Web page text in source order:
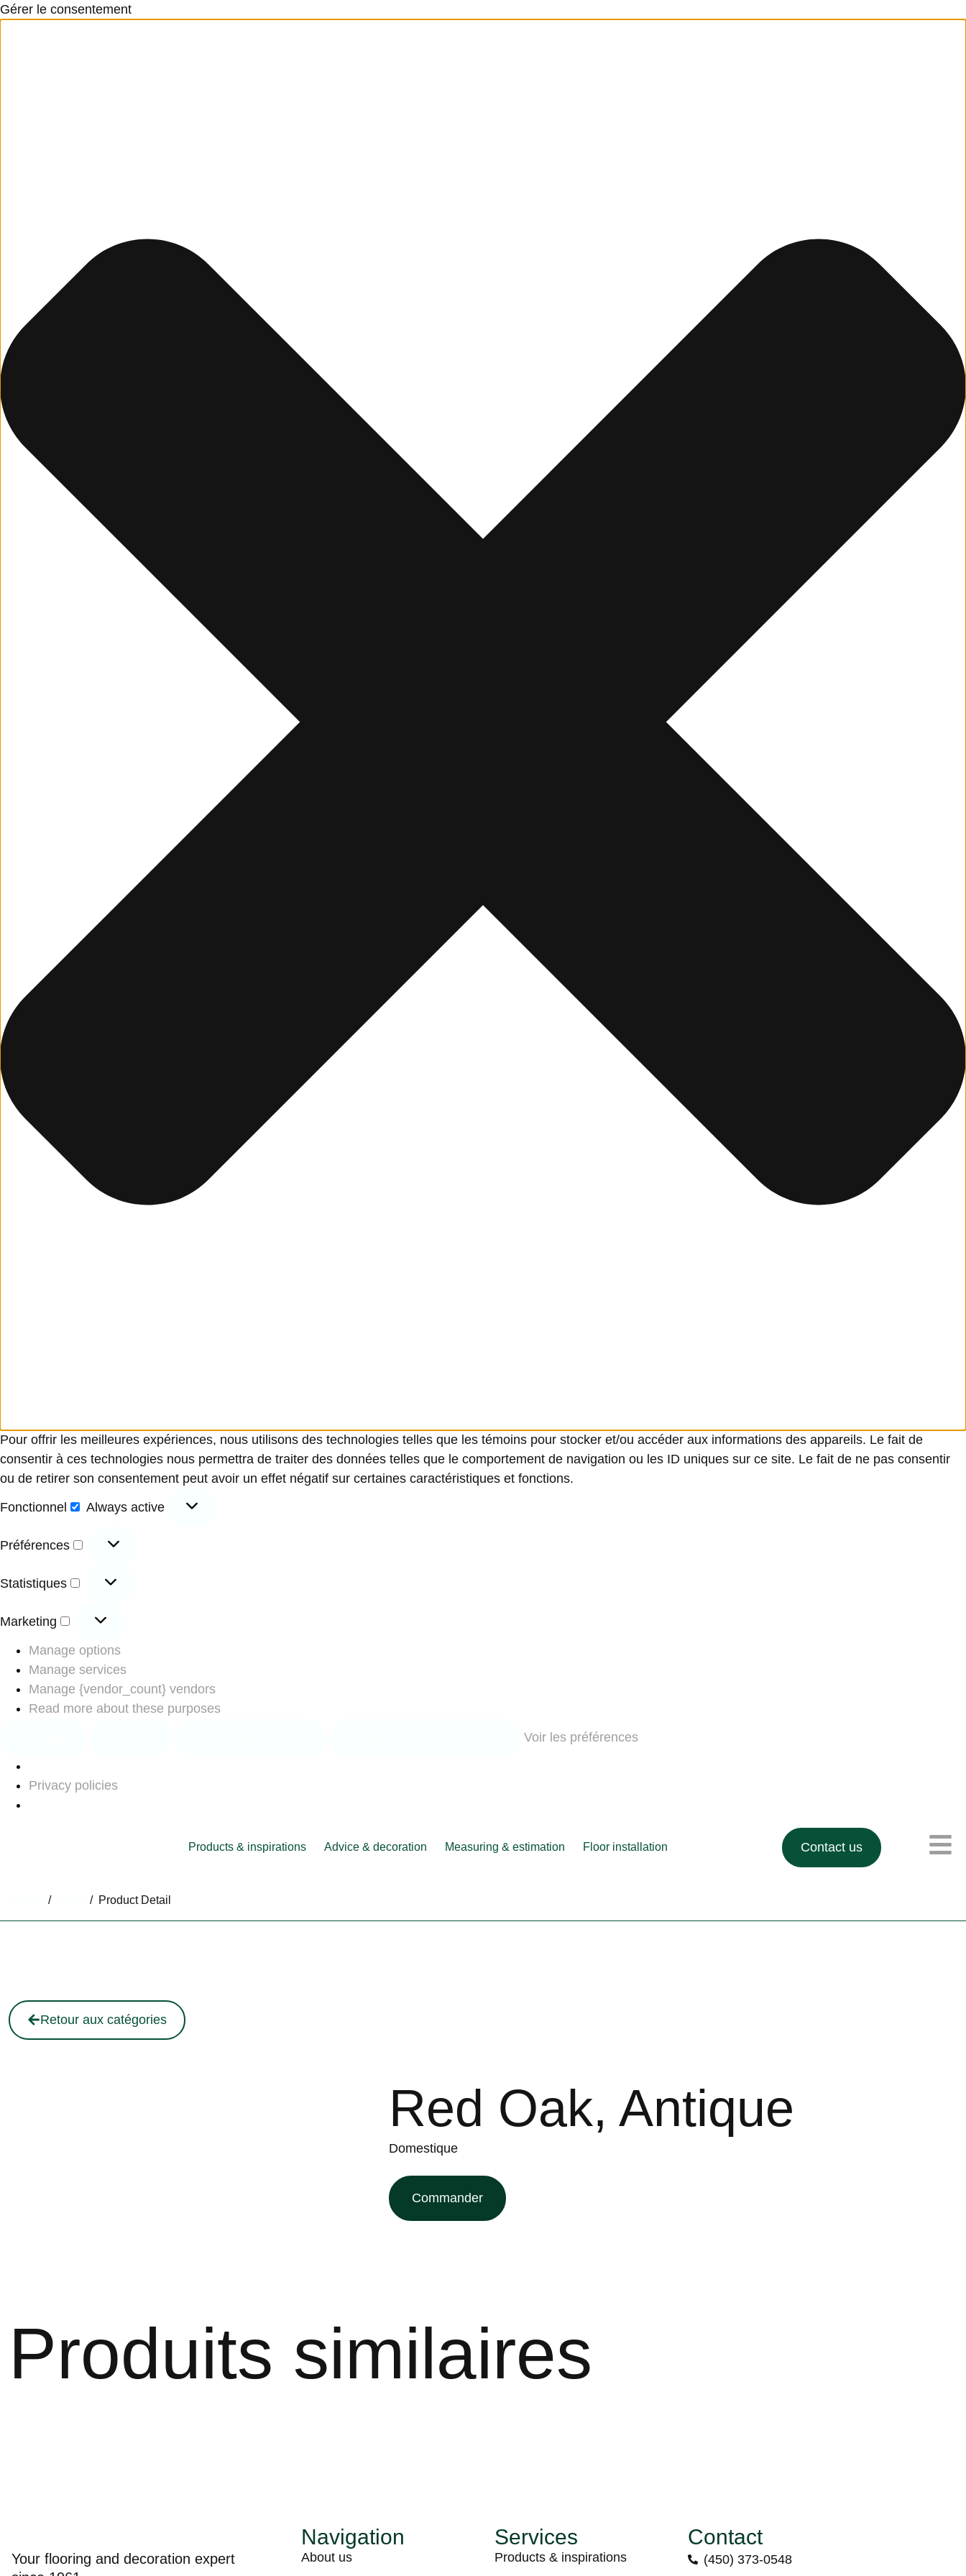
Gérer le consentement
Pour offrir les meilleures expériences, nous utilisons des technologies telles que les témoins pour stocker et/ou accéder aux informations des appareils. Le fait de
consentir à ces technologies nous permettra de traiter des données telles que le comportement de navigation ou les ID uniques sur ce site. Le fait de ne pas consentir
ou de retirer son consentement peut avoir un effet négatif sur certaines caractéristiques et fonctions.
Fonctionnel
Always active
Préférences
Statistiques
Marketing
Manage options
Manage services
Manage {vendor_count} vendors
Read more about these purposes
Voir les préférences
Privacy policies
Products & inspirations Advice & decoration Measuring & estimation Floor installation Contact us
/ / Product Detail
Retour aux catégories
Red Oak, Antique
Domestique
Commander
Produits similaires
Your flooring and decoration expert
Navigation
About us
Services
Products & inspirations
Contact
(450) 373-0548